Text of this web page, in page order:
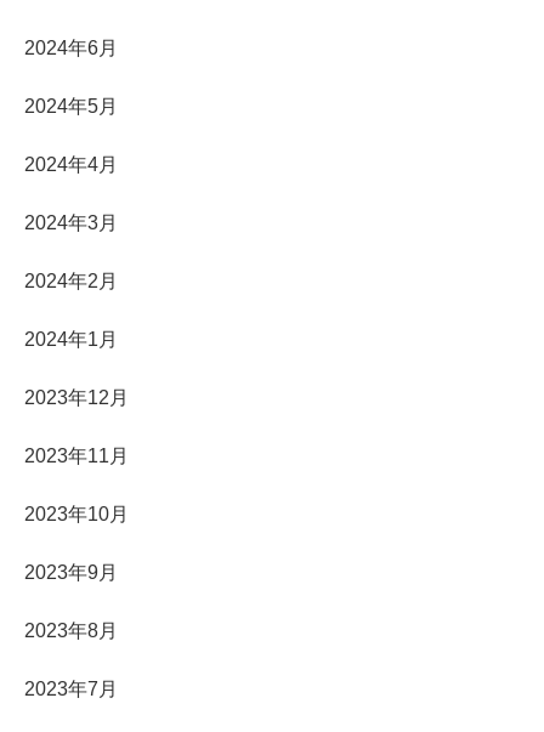
2024年6月
2024年5月
2024年4月
2024年3月
2024年2月
2024年1月
2023年12月
2023年11月
2023年10月
2023年9月
2023年8月
2023年7月